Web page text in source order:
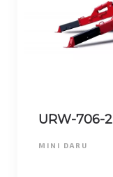
URW-706-2
MINI DARU